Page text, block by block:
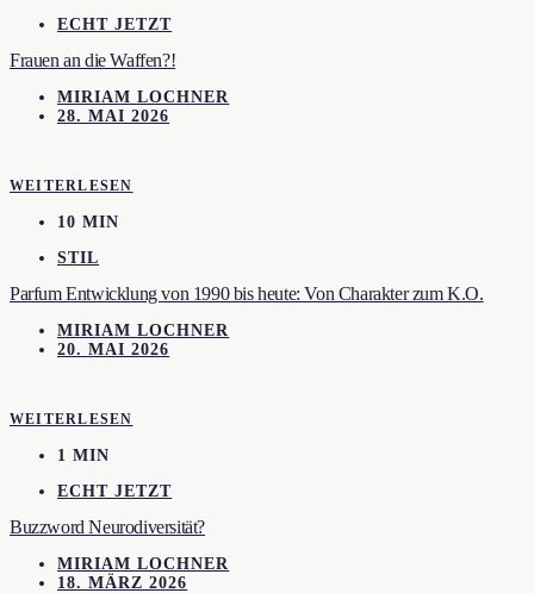
ECHT JETZT
Frauen an die Waffen?!
MIRIAM LOCHNER
28. MAI 2026
WEITERLESEN
10 MIN
STIL
Parfum Entwicklung von 1990 bis heute: Von Charakter zum K.O.
MIRIAM LOCHNER
20. MAI 2026
WEITERLESEN
1 MIN
ECHT JETZT
Buzzword Neurodiversität?
MIRIAM LOCHNER
18. MÄRZ 2026